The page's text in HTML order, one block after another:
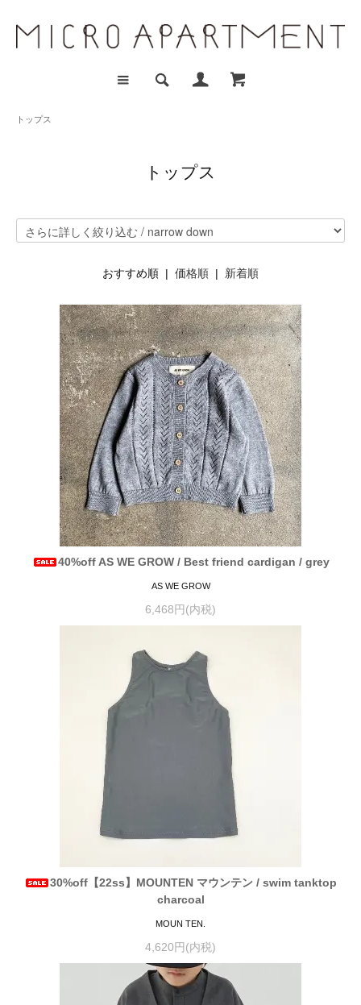
トップス
トップス
おすすめ順 | 価格順 | 新着順
40%off AS WE GROW / Best friend cardigan / grey
AS WE GROW
6,468円(内税)
30%off【22ss】MOUNTEN マウンテン / swim tanktop
charcoal
MOUN TEN.
4,620円(内税)